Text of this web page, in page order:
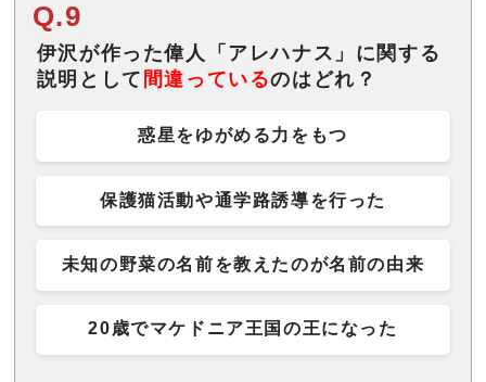
Q.9
伊沢が作った偉人「アレハナス」に関する
説明として 間違っているのはどれ？
惑星をゆがめる力をもつ
保護猫活動や通学路誘導を行った
未知の野菜の名前を教えたのが名前の由来
20歳でマケドニア王国の王になった